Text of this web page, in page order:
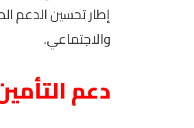
إطار تحسين الدعم
والاجتماعي.
دعم